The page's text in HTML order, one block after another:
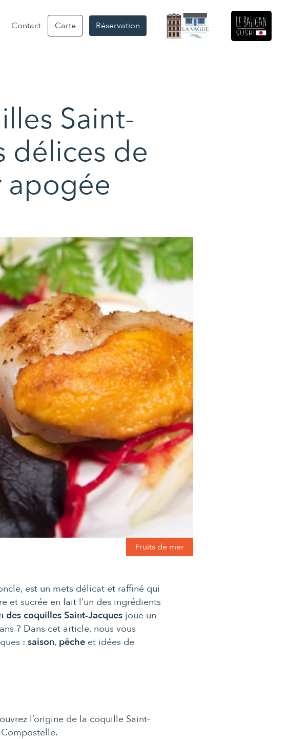
Contact Carte Réservation
Saint-
délices de
apogée
Fruits de mer
est un mets délicat et raffiné qui
et sucrée en fait l’un des ingrédients
des coquilles Saint-Jacques joue un
? Dans cet article, nous vous
:saison, pêche et idées de
l’origine de la coquille Saint-